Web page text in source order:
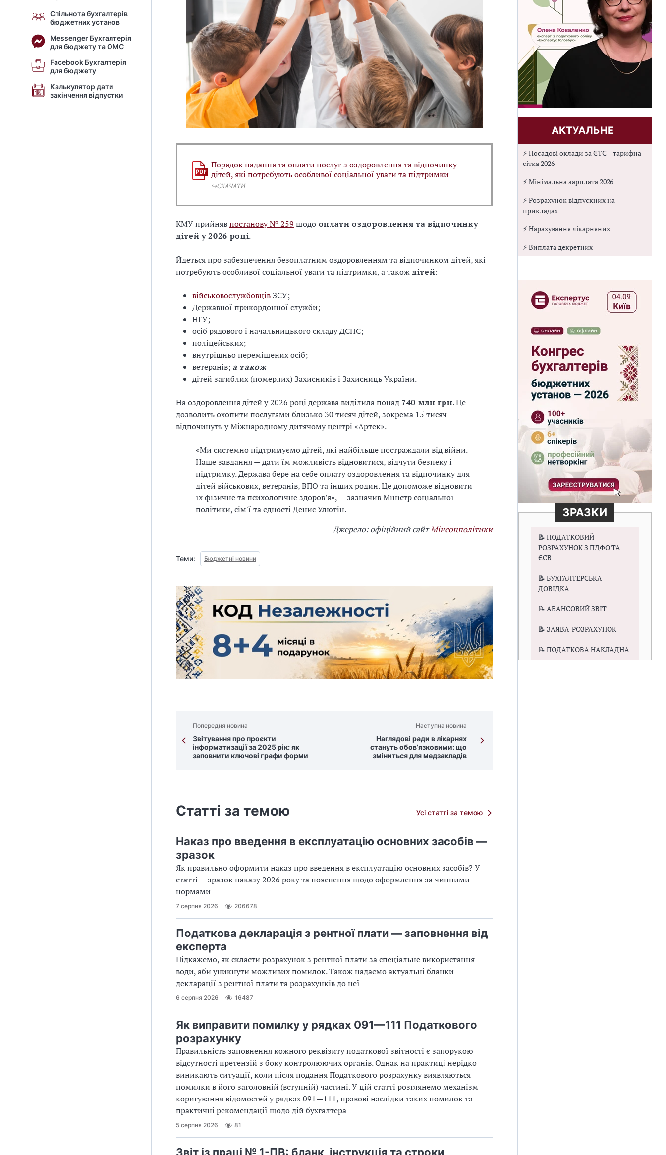
Спільнота бухгалтерів
бюджетних установ
Messenger Бухгалтерія
для бюджету та ОМС
Facebook Бухгалтерія
для бюджету
Калькулятор дати
закінчення відпустки
Порядок надання та оплати послуг з оздоровлення та відпочинку
дітей, які потребують особливої соціальної уваги та підтримки
↪️СКАЧАТИ
КМУ прийнявпостанову № 259 щодо оплати оздоровлення та відпочинку
дітей у 2026 році.
Йдеться про забезпечення безоплатним оздоровленням та відпочинком дітей, які
потребують особливої соціальної уваги та підтримки, а такождітей:
військовослужбовцівЗСУ;
Державної прикордонної служби;
НГУ;
осіб рядового і начальницького складу ДСНС;
поліцейських;
внутрішньо переміщених осіб;
ветеранів; а також
дітей загиблих (померлих) Захисників і Захисниць України.
На оздоровлення дітей у 2026 році держава виділила понад740 млн грн. Це
дозволить охопити послугами близько 30 тисяч дітей, зокрема 15 тисяч
відпочинуть у Міжнародному дитячому центрі «Артек».
«Ми системно підтримуємо дітей, які найбільше постраждали від війни.
Наше завдання — дати їм можливість відновитися, відчути безпеку і
підтримку. Держава бере на себе оплату оздоровлення та відпочинку для
дітей військових, ветеранів, ВПО та інших родин. Це допоможе відновити
їх фізичне та психологічне здоров’я», — зазначив Міністр соціальної
політики, сім'ї та єдності Денис Улютін.
Джерело: офіційний сайтМінсоцполітики
Теми: Бюджетні новини
Попередня новина
Звітування про проєкти
інформатизації за 2025 рік: як
заповнити ключові графи форми
Наступна новина
Наглядові ради в лікарнях
стануть обов’язковими: що
зміниться для медзакладів
Статті за темою Усі статті за темою
Наказ про введення в експлуатацію основних засобів —
зразок
Як правильно оформити наказ про введення в експлуатацію основних засобів? У
статті — зразок наказу 2026 року та пояснення щодо оформлення за чинними
нормами
7 серпня 2026 206678
Податкова декларація з рентної плати — заповнення від
експерта
Підкажемо, як скласти розрахунок з рентної плати за спеціальне використання
води, аби уникнути можливих помилок. Також надаємо актуальні бланки
декларації з рентної плати та розрахунків до неї
6 серпня 2026 16487
Як виправити помилку у рядках 091—111 Податкового
розрахунку
Правильність заповнення кожного реквізиту податкової звітності є запорукою
відсутності претензій з боку контролюючих органів. Однак на практиці нерідко
виникають ситуації, коли після подання Податкового розрахунку виявляються
помилки в його заголовній (вступній) частині. У цій статті розглянемо механізм
коригування відомостей у рядках 091—111, правові наслідки таких помилок та
практичні рекомендації щодо дій бухгалтера
5 серпня 2026 81
Звіт із праці № 1-ПВ: бланк, інструкція та строки
АКТУАЛЬНЕ
⚡ Посадові оклади за ЄТС – тарифна
сітка 2026
⚡ Мінімальна зарплата 2026
⚡ Розрахунок відпускних на
прикладах
⚡ Нарахування лікарняних
⚡ Виплата декретних
ЗРАЗКИ
📝 ПОДАТКОВИЙ
РОЗРАХУНОК З ПДФО ТА
ЄСВ
📝 БУХГАЛТЕРСЬКА
ДОВІДКА
📝 АВАНСОВИЙ ЗВІТ
📝 ЗАЯВА-РОЗРАХУНОК
📝 ПОДАТКОВА НАКЛАДНА